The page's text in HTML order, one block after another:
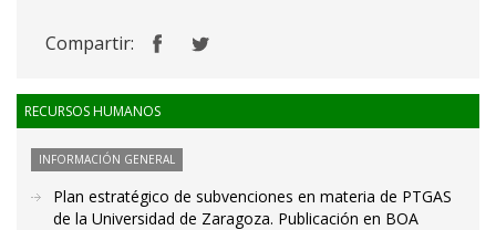
Compartir:
RECURSOS HUMANOS
INFORMACIÓN GENERAL
Plan estratégico de subvenciones en materia de PTGAS
de la Universidad de Zaragoza. Publicación en BOA